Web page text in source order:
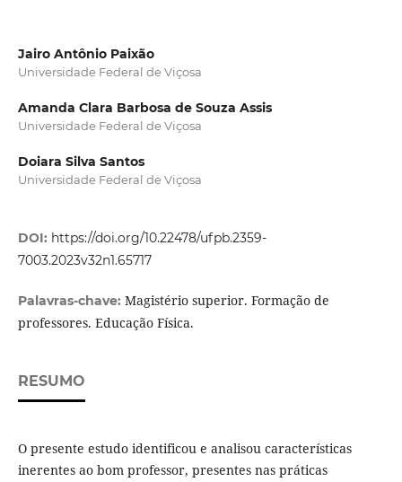
Jairo Antônio Paixão
Universidade Federal de Viçosa
Amanda Clara Barbosa de Souza Assis
Universidade Federal de Viçosa
Doiara Silva Santos
Universidade Federal de Viçosa
DOI: https://doi.org/10.22478/ufpb.2359-
7003.2023v32n1.65717
Palavras-chave: Magistério superior. Formação de
professores. Educação Física.
RESUMO
O presente estudo identificou e analisou características
inerentes ao bom professor, presentes nas práticas